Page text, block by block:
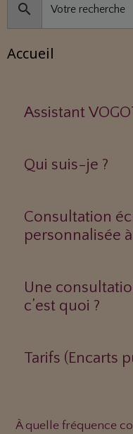
Accueil
Assistant
Qui suis-je ?
Consultation
personnalisée
Une
c’est quoi ?
Tarifs (Encarts
À quelle fréquence